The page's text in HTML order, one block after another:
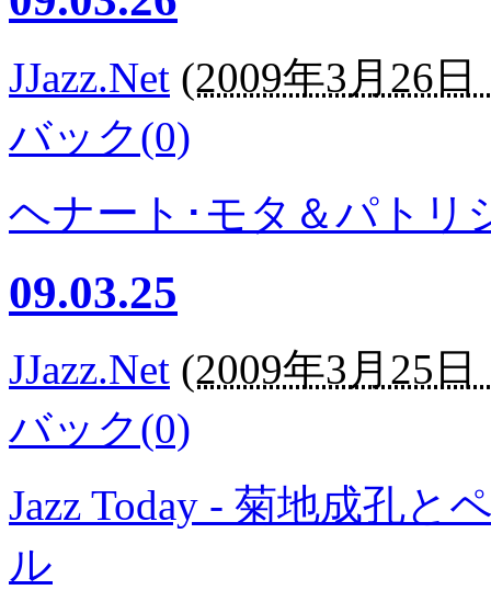
JJazz.Net (2009年3月26日
バック(0)
ヘナート･モタ＆パトリ
09.03.25
JJazz.Net (2009年3月25日
バック(0)
Jazz Today - 菊地成孔
ル